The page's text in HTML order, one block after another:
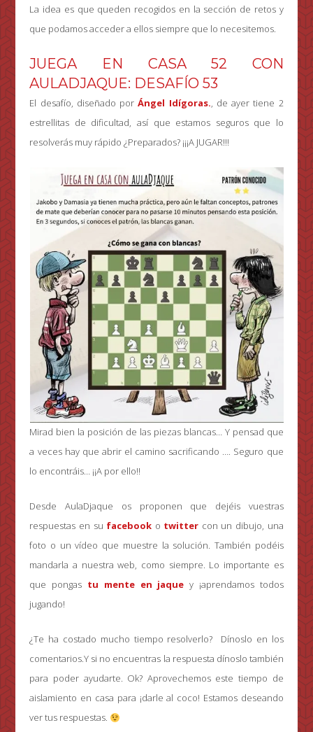
La idea es que queden recogidos en la sección de retos y
que podamos acceder a ellos siempre que lo necesitemos.
JUEGA EN CASA 52 CON
AULADJAQUE: DESAFÍO 53
El desafío, diseñado porÁngel Idígoras., de ayer tiene 2
estrellitas de dificultad, así que estamos seguros que lo
resolverás muy rápido ¿Preparados? ¡¡¡A JUGAR!!!
Mirad bien la posición de las piezas blancas… Y pensad que
a veces hay que abrir el camino sacrificando …. Seguro que
lo encontráis… ¡¡A por ello!!
Desde AulaDjaque os proponen que dejéis vuestras
respuestas en su facebook o twitter con un dibujo, una
foto o un vídeo que muestre la solución. También podéis
mandarla a nuestra web, como siempre. Lo importante es
que pongas tu mente en jaque y ¡aprendamos todos
jugando!
¿Te ha costado mucho tiempo resolverlo? Dínoslo en los
comentarios.Y si no encuentras la respuesta dínoslo también
para poder ayudarte. Ok? Aprovechemos este tiempo de
aislamiento en casa para ¡darle al coco! Estamos deseando
ver tus respuestas.